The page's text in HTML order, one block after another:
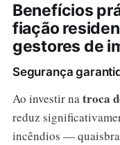
Benefícios
fiação
gestores de
Segurança
Ao investir natroca
reduz
incêndios —